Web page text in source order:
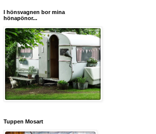
I hönsvagnen bor mina
hönapönor...
Tuppen Mosart